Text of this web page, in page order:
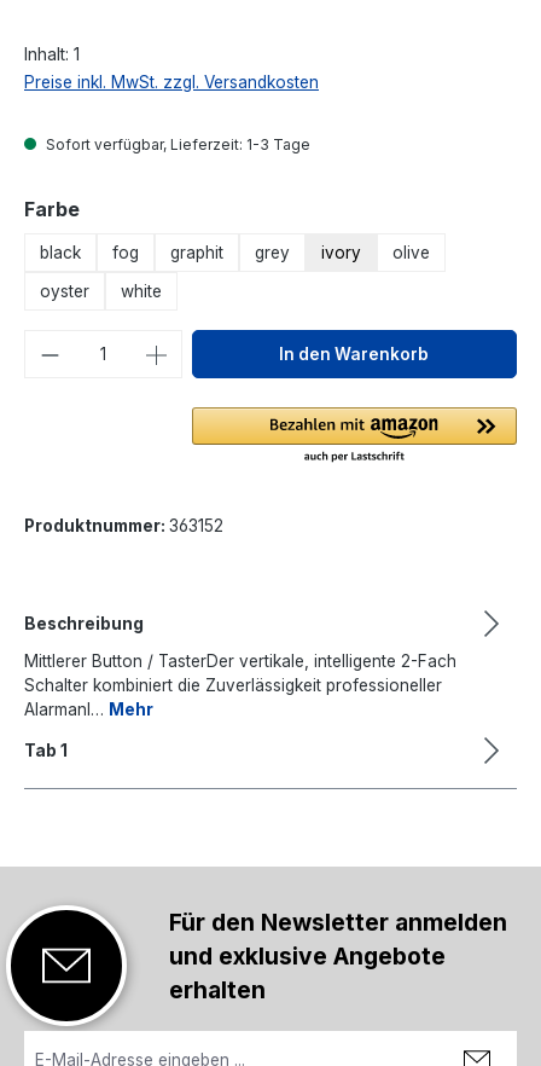
Inhalt: 1
Preise inkl. MwSt. zzgl. Versandkosten
Sofort verfügbar, Lieferzeit: 1-3 Tage
Farbeauswählen
black fog graphit grey ivory
olive
oyster
white
Produkt Anzahl: Gib denIn den Warenkorb
Produktnummer: 363152
Beschreibung
Mittlerer Button / TasterDer vertikale, intelligente 2-Fach
Schalter kombiniert die Zuverlässigkeit professioneller
Alarmanl… Mehr
Tab 1
Für den Newsletter anmelden
und exklusive Angebote
erhalten